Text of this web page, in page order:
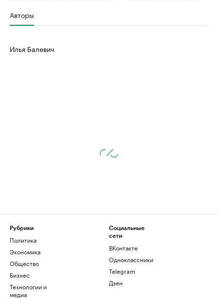
Авторы
Илья Балевич
Рубрики
Политика
Экономика
Общество
Бизнес
Технологии и
медиа
Социальные
сети
ВКонтакте
Одноклассники
Telegram
Дзен